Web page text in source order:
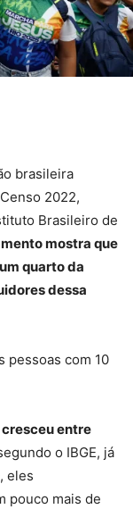
brasileira
2022,
Brasileiro de
mostra que
quarto da
dessa
pessoas com 10
entre
o IBGE, já
eles
pouco mais de